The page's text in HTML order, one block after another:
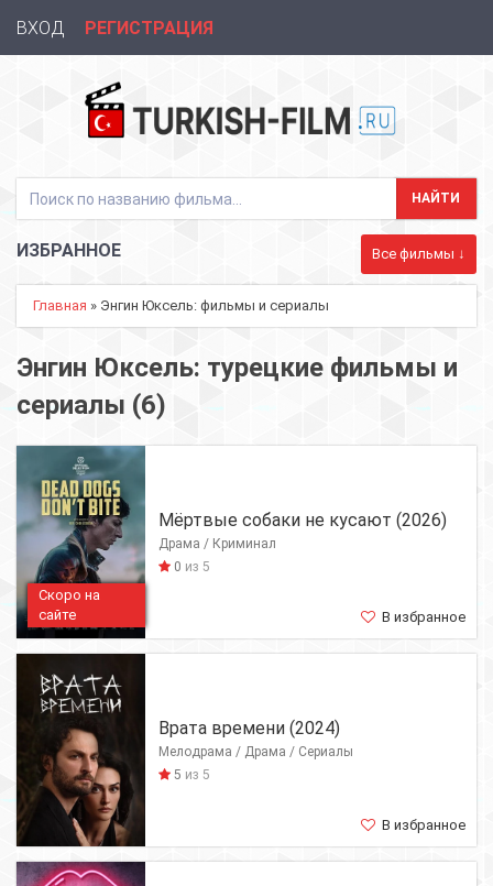
ВХОД РЕГИСТРАЦИЯ
ИЗБРАННОЕ Все фильмы ↓
Главная » Энгин Юксель: фильмы и сериалы
Энгин Юксель: турецкие фильмы и
сериалы (6)
Скоро на
сайте
Мёртвые собаки не кусают (2026)
Драма / Криминал
0 из 5
В избранное
Врата времени (2024)
Мелодрама / Драма / Сериалы
5 из 5
В избранное